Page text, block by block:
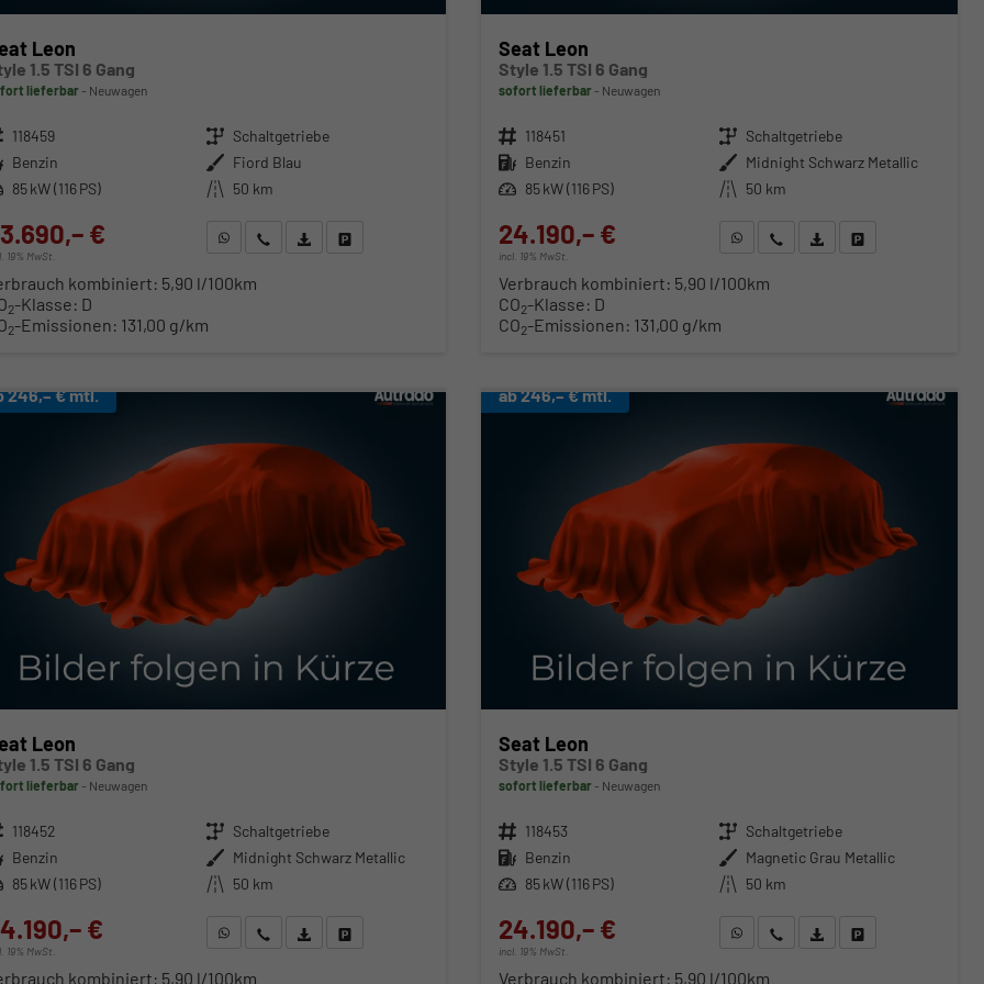
Leon
1.5 TSI 6 Gang
lieferbar Neuwagen
118459 Getriebe Schaltgetriebe
Benzin Außenfarbe Fiord Blau
85 kW (116 PS) Kilometerstand 50 km
€
19% MwSt.
WhatsApp anfragen
Wir rufen Sie anFahrzeugexposé (PDF)
kombiniert: 5,90 l/100km
2-Klasse: D
2-Emissionen: 131,00 g/km
Seat Leon
Style 1.5 TSI 6 Gang
sofort lieferbar Neuwagen
Fahrzeugnr. 118451 Getriebe Schaltgetriebe
Kraftstoff Benzin Außenfarbe Midnight Schwarz Metallic
Leistung 85 kW (116 PS) Kilometerstand 50 km
24.190,– €
incl. 19% MwSt.
WhatsApp anfragen
Wir rufen Sie anFahrzeugexposé (PDF)
Fahrzeug parken
Verbrauch kombiniert: 5,90 l/100km
CO2-Klasse: D
CO2-Emissionen: 131,00 g/km
246,– € mtl.
Leon
1.5 TSI 6 Gang
lieferbar Neuwagen
118452 Getriebe Schaltgetriebe
Benzin Außenfarbe Midnight Schwarz Metallic
85 kW (116 PS) Kilometerstand 50 km
€
19% MwSt.
WhatsApp anfragen
Wir rufen Sie anFahrzeugexposé (PDF)
kombiniert: 5,90 l/100km
ab 246,– € mtl.
Seat Leon
Style 1.5 TSI 6 Gang
sofort lieferbar Neuwagen
Fahrzeugnr. 118453 Getriebe Schaltgetriebe
Kraftstoff Benzin Außenfarbe Magnetic Grau Metallic
Leistung 85 kW (116 PS) Kilometerstand 50 km
24.190,– €
incl. 19% MwSt.
WhatsApp anfragen
Wir rufen Sie anFahrzeugexposé (PDF)
Fahrzeug parken
Verbrauch kombiniert: 5,90 l/100km